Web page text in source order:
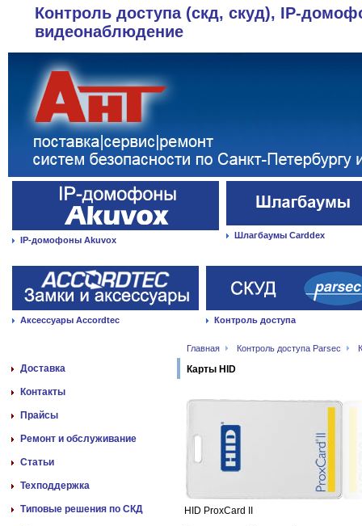
Контроль доступа (скд, скуд), IP-
видеонаблюдение
IP-домофоны Akuvox Шлагбаумы Carddex
Аксессуары Accordtec Контроль доступа
Главная Контроль доступа Parsec
Доставка
Контакты
Прайсы
Ремонт и обслуживание
Статьи
Техподдержка
Типовые решения по СКД
Карты HID
HID ProxCard II